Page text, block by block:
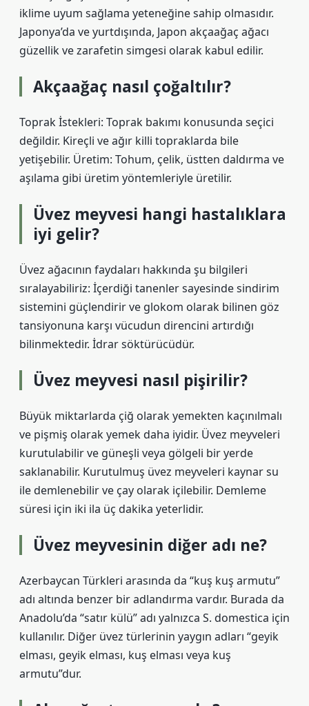
iklime uyum sağlama yeteneğine sahip olmasıdır.
Japonya’da ve yurtdışında, Japon akçaağaç ağacı
güzellik ve zarafetin simgesi olarak kabul edilir.
Akçaağaç nasıl çoğaltılır?
Toprak İstekleri: Toprak bakımı konusunda seçici
değildir. Kireçli ve ağır killi topraklarda bile
yetişebilir. Üretim: Tohum, çelik, üstten daldırma ve
aşılama gibi üretim yöntemleriyle üretilir.
Üvez meyvesi hangi hastalıklara
iyi gelir?
Üvez ağacının faydaları hakkında şu bilgileri
sıralayabiliriz: İçerdiği tanenler sayesinde sindirim
sistemini güçlendirir ve glokom olarak bilinen göz
tansiyonuna karşı vücudun direncini artırdığı
bilinmektedir. İdrar söktürücüdür.
Üvez meyvesi nasıl pişirilir?
Büyük miktarlarda çiğ olarak yemekten kaçınılmalı
ve pişmiş olarak yemek daha iyidir. Üvez meyveleri
kurutulabilir ve güneşli veya gölgeli bir yerde
saklanabilir. Kurutulmuş üvez meyveleri kaynar su
ile demlenebilir ve çay olarak içilebilir. Demleme
süresi için iki ila üç dakika yeterlidir.
Üvez meyvesinin diğer adı ne?
Azerbaycan Türkleri arasında da “kuş kuş armutu”
adı altında benzer bir adlandırma vardır. Burada da
Anadolu’da “satır külü” adı yalnızca S. domestica için
kullanılır. Diğer üvez türlerinin yaygın adları “geyik
elması, geyik elması, kuş elması veya kuş
armutu”dur.